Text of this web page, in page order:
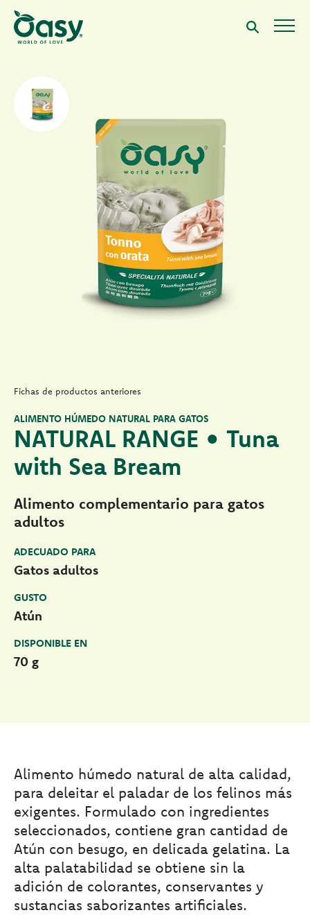
Fichas de productos anteriores
NATURAL RANGE • Tuna
with Sea Bream
ALIMENTO HÚMEDO NATURAL PARA GATOS
Alimento complementario para gatos
adultos
ADECUADO PARA
Gatos adultos
GUSTO
Atún
DISPONIBLE EN
70 g
Alimento húmedo natural de alta calidad,
para deleitar el paladar de los felinos más
exigentes. Formulado con ingredientes
seleccionados, contiene gran cantidad de
Atún con besugo, en delicada gelatina. La
alta palatabilidad se obtiene sin la
adición de colorantes, conservantes y
sustancias saborizantes artificiales.